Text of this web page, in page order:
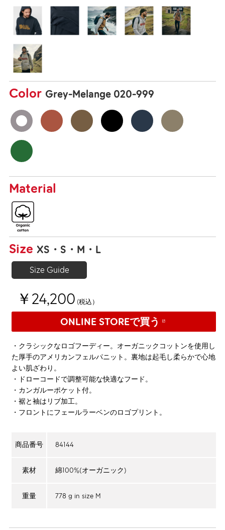
Color Grey-Melange 020-999
Material
Size XS S M L
Size Guide
￥24,200 (税込）
ONLINE STOREで買う
・クラシックなロゴフーディー。オーガニックコットンを使用し
た厚手のアメリカンフェルパニット。裏地は起毛し柔らかで心地
よい肌ざわり。
・ドローコードで調整可能な快適なフード。
・カンガルーポケット付。
・裾と袖はリブ加工。
・フロントにフェールラーベンのロゴプリント。
商品番号 84144
素材 綿100%(オーガニック)
重量 778 g in size M